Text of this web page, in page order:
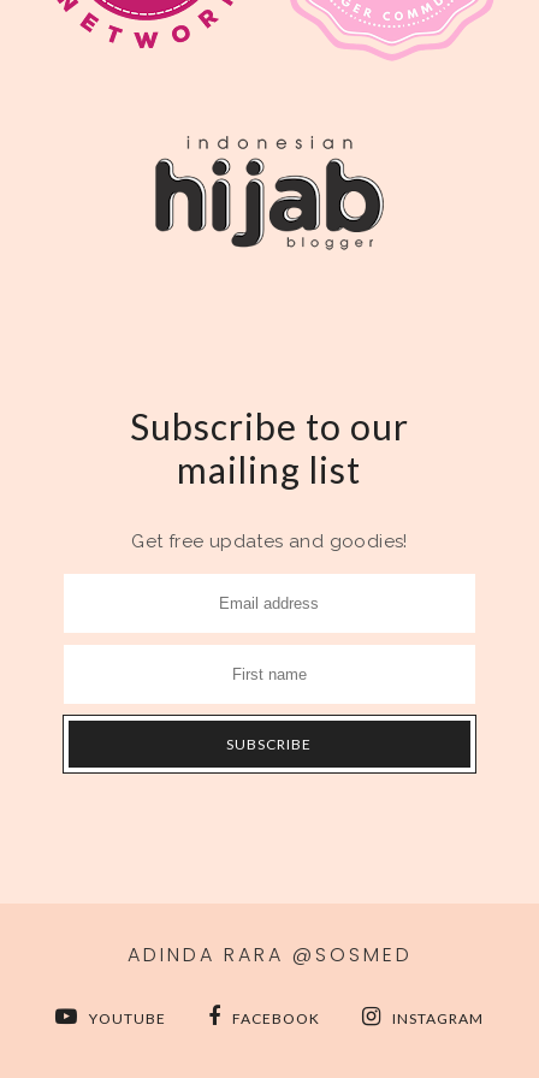
Subscribe to our
mailing list
Get free updates and goodies!
ADINDA RARA @SOSMED
YOUTUBE FACEBOOK INSTAGRAM